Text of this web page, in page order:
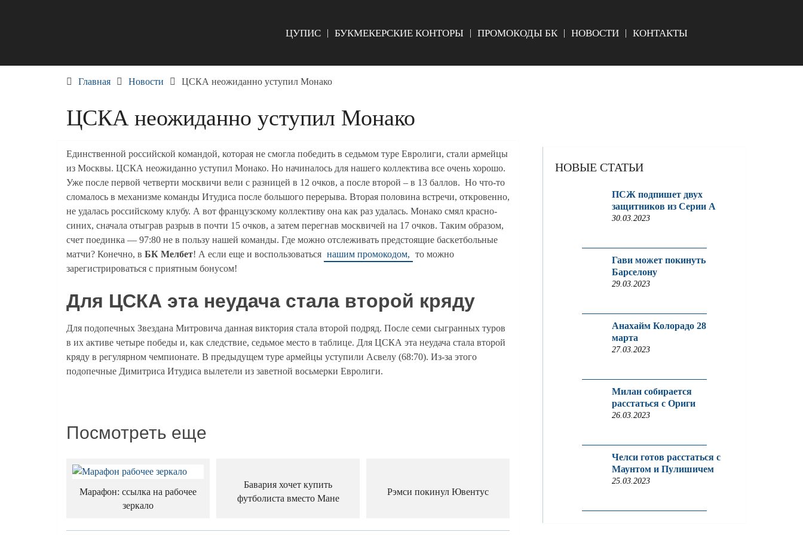
ЦУПИС БУКМЕКЕРСКИЕ КОНТОРЫ ПРОМОКОДЫ БК НОВОСТИ КОНТАКТЫ
Главная Новости ЦСКА неожиданно уступил Монако
ЦСКА неожиданно уступил Монако
Единственной российской командой, которая не смогла победить в седьмом туре Евролиги, стали армейцы
из Москвы. ЦСКА неожиданно уступил Монако. Но начиналось для нашего коллектива все очень хорошо.
Уже после первой четверти москвичи вели с разницей в 12 очков, а после второй – в 13 баллов. Но что-то
сломалось в механизме команды Итудиса после большого перерыва. Вторая половина встречи, откровенно,
не удалась российскому клубу. А вот французскому коллективу она как раз удалась. Монако смял красно-
синих, сначала отыграв разрыв в почти 15 очков, а затем перегнав москвичей на 17 очков. Таким образом,
счет поединка — 97:80 не в пользу нашей команды. Где можно отслеживать предстоящие баскетбольные
матчи? Конечно, в БК Мелбет! А если еще и воспользоваться нашим промокодом, то можно
зарегистрироваться с приятным бонусом!
Для ЦСКА эта неудача стала второй кряду
Для подопечных Звездана Митровича данная виктория стала второй подряд. После семи сыгранных туров
в их активе четыре победы и, как следствие, седьмое место в таблице. Для ЦСКА эта неудача стала второй
кряду в регулярном чемпионате. В предыдущем туре армейцы уступили Асвелу (68:70). Из-за этого
подопечные Димитриса Итудиса вылетели из заветной восьмерки Евролиги.
Посмотреть еще
Марафон: ссылка на рабочее
зеркало
Бавария хочет купить
футболиста вместо Мане
Рэмси покинул Ювентус
НОВЫЕ СТАТЬИ
ПСЖ подпишет двух
защитников из Серии A
30.03.2023
Гави может покинуть
Барселону
29.03.2023
Анахайм Колорадо 28
марта
27.03.2023
Милан собирается
расстаться с Ориги
26.03.2023
Челси готов расстаться с
Маунтом и Пулишичем
25.03.2023